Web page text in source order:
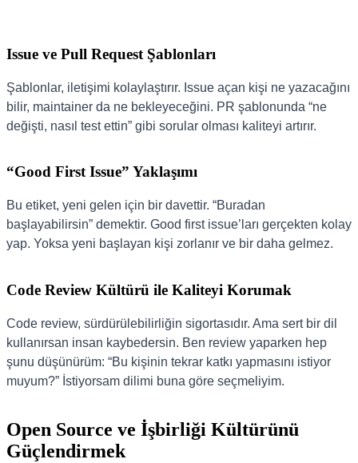
Issue ve Pull Request Şablonları
Şablonlar, iletişimi kolaylaştırır. Issue açan kişi ne yazacağını
bilir, maintainer da ne bekleyeceğini. PR şablonunda “ne
değişti, nasıl test ettin” gibi sorular olması kaliteyi artırır.
“Good First Issue” Yaklaşımı
Bu etiket, yeni gelen için bir davettir. “Buradan
başlayabilirsin” demektir. Good first issue’ları gerçekten kolay
yap. Yoksa yeni başlayan kişi zorlanır ve bir daha gelmez.
Code Review Kültürü ile Kaliteyi Korumak
Code review, sürdürülebilirliğin sigortasıdır. Ama sert bir dil
kullanırsan insan kaybedersin. Ben review yaparken hep
şunu düşünürüm: “Bu kişinin tekrar katkı yapmasını istiyor
muyum?” İstiyorsam dilimi buna göre seçmeliyim.
Open Source ve İşbirliği Kültürünü
Güçlendirmek